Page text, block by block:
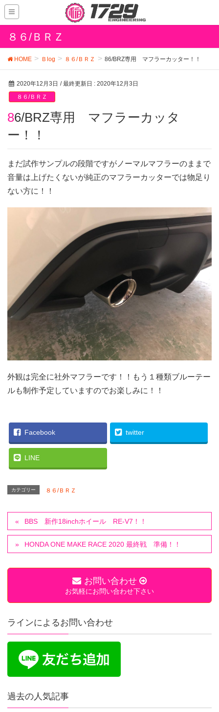
８６/ＢＲＺ
HOME Ｂlog ８６/ＢＲＺ 86/BRZ専用 マフラーカッター！！
2020年12月3日 / 最終更新日 : 2020年12月3日
８６/ＢＲＺ
86/BRZ専用 マフラーカッタ
ー！！
まだ試作サンプルの段階ですがノーマルマフラーのままで
音量は上げたくないが純正のマフラーカッターでは物足り
ない方に！！
外観は完全に社外マフラーです！！もう１種類ブルーテー
ルも制作予定していますのでお楽しみに！！
Facebook twitter
LINE
カテゴリー ８６/ＢＲＺ
BBS 新作18inchホイール RE-V7！！
HONDA ONE MAKE RACE 2020 最終戦 準備！！
お問い合わせ
お気軽にお問い合わせ下さい
ラインによるお問い合わせ
過去の人気記事